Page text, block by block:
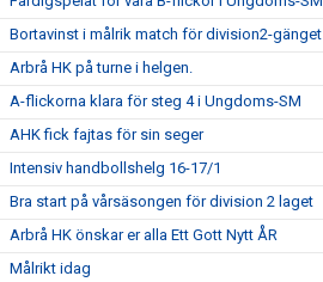
Bortavinst i målrik match för division2-gänget
Arbrå HK på turne i helgen.
A-flickorna klara för steg 4 i Ungdoms-SM
AHK fick fajtas för sin seger
Intensiv handbollshelg 16-17/1
Bra start på vårsäsongen för division 2 laget
Arbrå HK önskar er alla Ett Gott Nytt ÅR
Målrikt idag